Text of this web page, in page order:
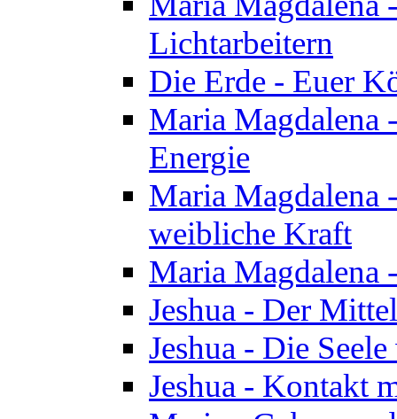
Lichtarbeitern
Die Erde - Euer
Maria Magdalena
Energie
Maria Magdalena
weibliche Kraft
Maria Magdalena
Jeshua - Der
Jeshua - Die
Jeshua - Kontakt